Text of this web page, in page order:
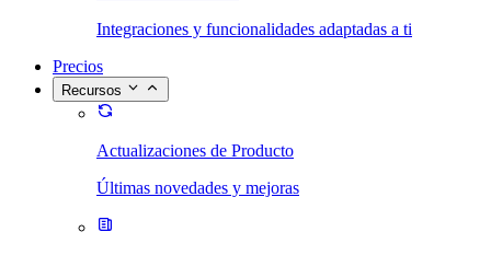
Integraciones y funcionalidades adaptadas a ti
Precios
Recursos
Actualizaciones de Producto
Últimas novedades y mejoras